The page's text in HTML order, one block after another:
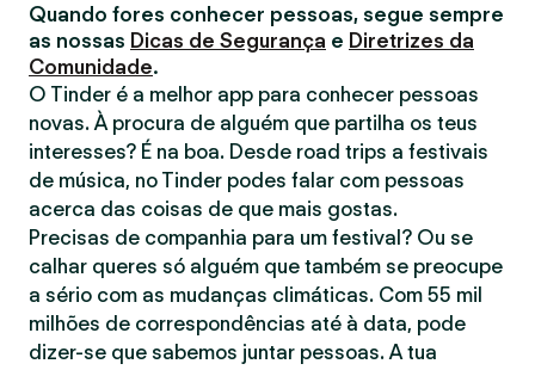
Quando fores conhecer pessoas, segue sempre
as nossas Dicas de Segurança e Diretrizes da
Comunidade.
O Tinder é a melhor app para conhecer pessoas
novas. À procura de alguém que partilha os teus
interesses? É na boa. Desde road trips a festivais
de música, no Tinder podes falar com pessoas
acerca das coisas de que mais gostas.
Precisas de companhia para um festival? Ou se
calhar queres só alguém que também se preocupe
a sério com as mudanças climáticas. Com 55 mil
milhões de correspondências até à data, pode
dizer-se que sabemos juntar pessoas. A tua